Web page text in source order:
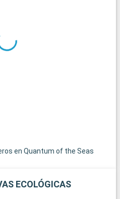
Sunshine, un poco más al
del estilo de vida australiano
en Quantum of the Seas
ECOLÓGICAS